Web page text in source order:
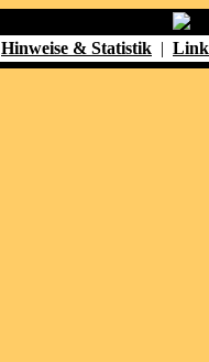
Hinweise & Statistik |